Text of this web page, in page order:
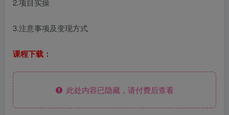
2.项目实操
3.注意事项及变现方式
课程下载：
此处内容已隐藏，请付费后查看